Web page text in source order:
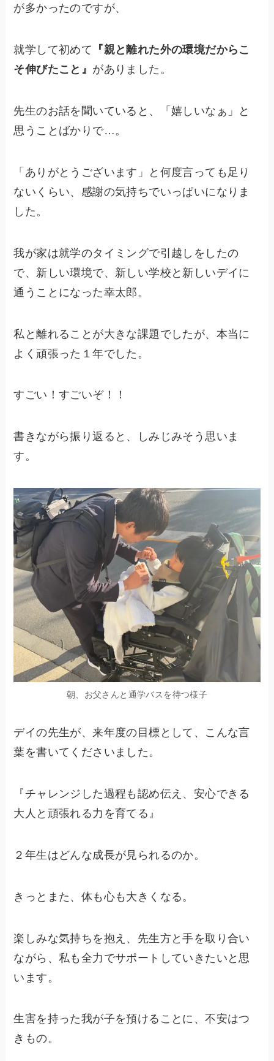
が多かったのですが、
就学して初めて
『親と離れた外の環境だからこ
そ伸びたこと』 がありました。
先生のお話を聞いていると、「嬉しいなぁ」と
思うことばかりで…。
「ありがとうございます」と何度言っても足り
ないくらい、感謝の気持ちでいっぱいになりま
した。
我が家は就学のタイミングで引越しをしたの
で、新しい環境で、新しい学校と新しいデイに
通うことになった幸太郎。
私と離れることが大きな課題でしたが、本当に
よく頑張った１年でした。
すごい！すごいぞ！！
書きながら振り返ると、しみじみそう思いま
す。
朝、お父さんと通学バスを待つ様子
デイの先生が、来年度の目標として、こんな言
葉を書いてくださいました。
『チャレンジした過程も認め伝え、安心できる
大人と頑張れる力を育てる』
２年生はどんな成長が見られるのか。
きっとまた、体も心も大きくなる。
楽しみな気持ちを抱え、先生方と手を取り合い
ながら、私も全力でサポートしていきたいと思
います。
生害を持った我が子を預けることに、不安はつ
きもの。